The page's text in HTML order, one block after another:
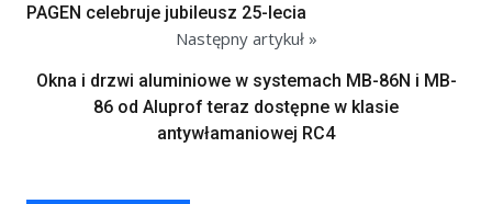
PAGEN celebruje jubileusz 25-lecia
Następny artykuł »
Okna i drzwi aluminiowe w systemach MB-86N i MB-
86 od Aluprof teraz dostępne w klasie
antywłamaniowej RC4